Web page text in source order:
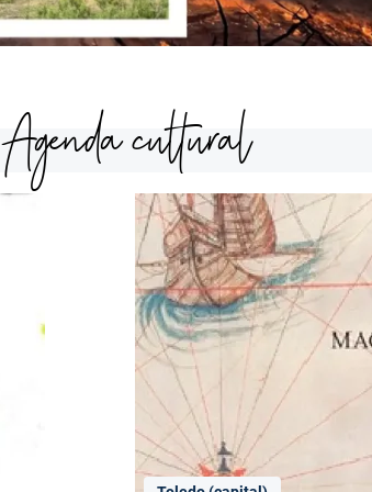
Agenda cultural